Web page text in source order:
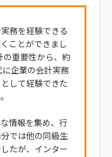
務を経験できる
ことができまし
の重要性から、約
企業の会計実務
して経験できた
情報を集め、行
では他の同級生
たが、インター